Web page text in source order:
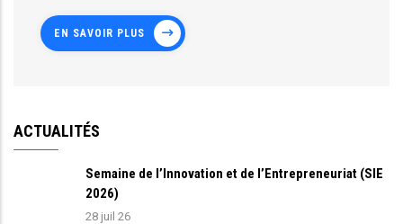
EN SAVOIR PLUS
ACTUALITÉS
Semaine de l’Innovation et de l’Entrepreneuriat (SIE
2026)
28 juil 26